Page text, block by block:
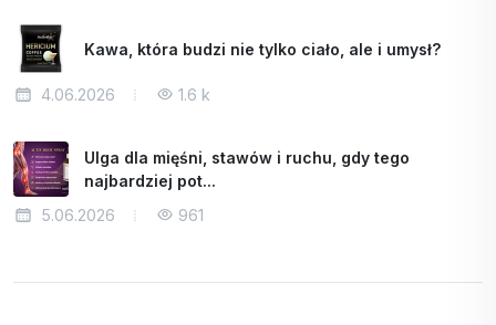
Kawa, która budzi nie tylko ciało, ale i umysł?
4.06.2026 1.6 k
Ulga dla mięśni, stawów i ruchu, gdy tego
najbardziej pot...
5.06.2026
961